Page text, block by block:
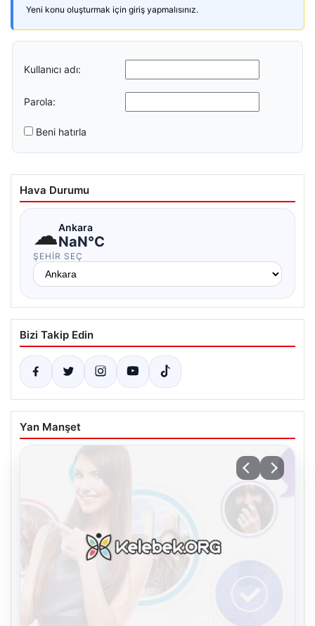
Yeni konu oluşturmak için giriş yapmalısınız.
Kullanıcı adı:
Parola:
Beni hatırla
Hava Durumu
☁Ankara
NaN°C
ŞEHIR SEÇ
Bizi Takip Edin
Yan Manşet